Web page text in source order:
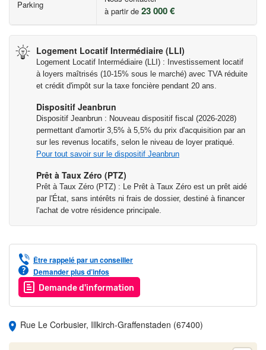
Les informations sur les risques auxquels ce bien est exposé
sont disponibles sur le site Géorisques :
La vie quotidienne
• Crèche à 4 min**
• Garderie à 4 min**
• École maternelle à 4 min**
• École primaire à 11 min*
• Collège à 10 min*
• Lycée à 13 min*
• Université à 4 min**
• Ecole et collège privés Les Pinsons à 9 min**
• Boulangerie à 15 min*
• Pharmacie à 8 min*
• Fleuriste à 4 min**
• Marché à 4 min**
• Supermarché à 4 min**
• Hypermarché à 7 min**
• Centre commercial Auchan Baggersee à 7 min**
*Temps de trajet indicatif à pied. Source Google Maps.
Parking
à partir de 23 000 €
Logement Locatif Intermédiaire (LLI)
Logement Locatif Intermédiaire (LLI) : Investissement locatif
à loyers maîtrisés (10-15% sous le marché) avec TVA réduite
et crédit d'impôt sur la taxe foncière pendant 20 ans.
Dispositif Jeanbrun
Dispositif Jeanbrun : Nouveau dispositif fiscal (2026-2028)
permettant d'amortir 3,5% à 5,5% du prix d'acquisition par an
sur les revenus locatifs, selon le niveau de loyer pratiqué.
Pour tout savoir sur le dispositif Jeanbrun
Prêt à Taux Zéro (PTZ)
Prêt à Taux Zéro (PTZ) : Le Prêt à Taux Zéro est un prêt aidé
par l'État, sans intérêts ni frais de dossier, destiné à financer
l'achat de votre résidence principale.
Être rappelé par un conseiller
Demander plus d’infos
Demande d'information
Rue Le Corbusier, Illkirch-Graffenstaden (67400)